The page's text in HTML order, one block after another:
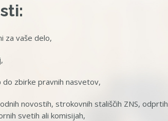
za vaše delo,
zbirke pravnih nasvetov,
novostih, strokovnih stališčih ZNS, odprtih
svetih ali komisijah,